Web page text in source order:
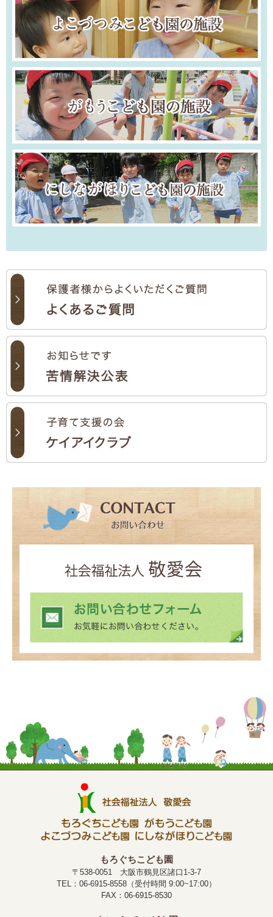
もろぐちこども園
〒538-0051 大阪市鶴見区諸口1-3-7
TEL：06-6915-8558（受付時間 9:00~17:00）
FAX：06-6915-8530